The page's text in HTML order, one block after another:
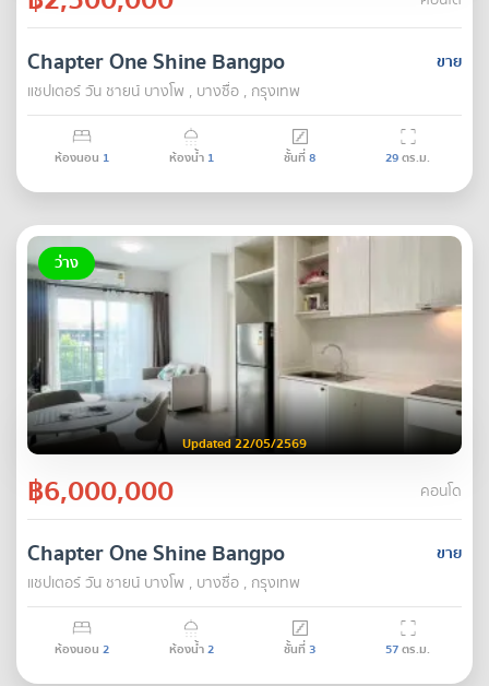
ขาย
Chapter One Shine Bangpo
แชปเตอร์ วัน ชายน์ บางโพ , บางซื่อ , กรุงเทพ
ห้องนอน 1 ห้องน้ำ 1 ชั้นที่8 29ตร.ม.
ว่าง
Updated 22/05/2569
฿6,000,000 คอนโด
ขาย
Chapter One Shine Bangpo
แชปเตอร์ วัน ชายน์ บางโพ , บางซื่อ , กรุงเทพ
ห้องนอน 2 ห้องน้ำ2 ชั้นที่3 57ตร.ม.